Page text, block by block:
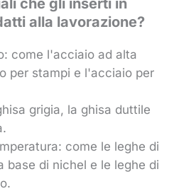
alla lavorazione?
come l'acciaio ad alta
per stampi e l'acciaio per
grigia, la ghisa duttile
come le leghe di
base di nichel e le leghe di